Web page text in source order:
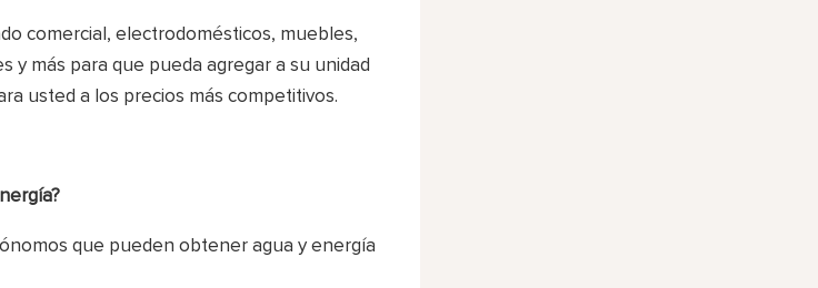
comercial, electrodomésticos, muebles,
y más para que pueda agregar a su unidad
usted a los precios más competitivos.
que pueden obtener agua y energía